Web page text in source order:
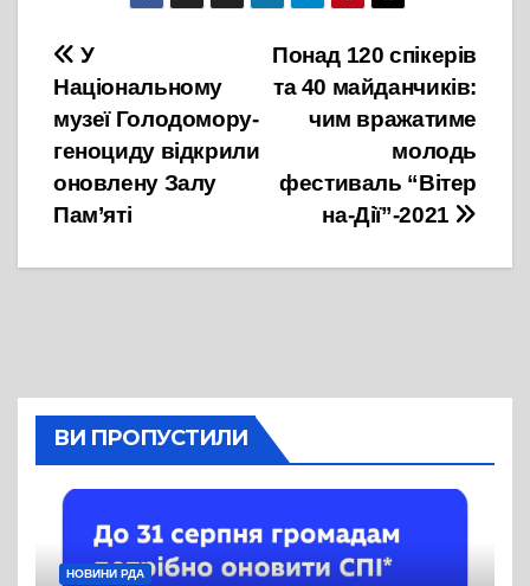
Навігація
записів
Понад 120 спікерів
та 40 майданчиків:
чим вражатиме
молодь
фестиваль “Вітер
на-Дії”-2021
У
Національному
музеї Голодомору-
геноциду відкрили
оновлену Залу
Пам’яті
ВИ ПРОПУСТИЛИ
НОВИНИ РДА